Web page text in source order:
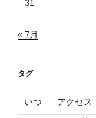
31
« 7月
タグ
いつ アクセス